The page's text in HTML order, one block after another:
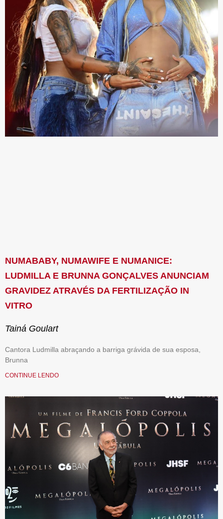
NUMABABY, NUMAWIFE E NUMANICE:
LUDMILLA E BRUNNA GONÇALVES ANUNCIAM
GRAVIDEZ ATRAVÉS DA FERTILIZAÇÃO IN
VITRO
Tainá Goulart
Cantora Ludmilla abraçando a barriga grávida de sua esposa,
Brunna
CONTINUE LENDO